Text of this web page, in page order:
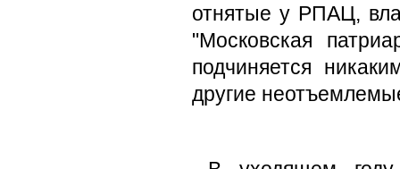
отнятые у РПАЦ,
"Московская
подчиняется
другие